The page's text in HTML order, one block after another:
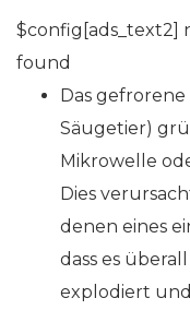
$config[ads_text2]
found
Das
Säugetier)
Mikrowelle
Dies
denen eines
dass es
explodiert